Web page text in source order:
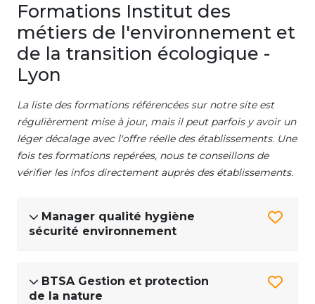
Formations Institut des
métiers de l'environnement et
de la transition écologique -
Lyon
La liste des formations référencées sur notre site est
régulièrement mise à jour, mais il peut parfois y avoir un
léger décalage avec l'offre réelle des établissements. Une
fois tes formations repérées, nous te conseillons de
vérifier les infos directement auprès des établissements.
Manager qualité hygiène
sécurité environnement
BTSA Gestion et protection
de la nature